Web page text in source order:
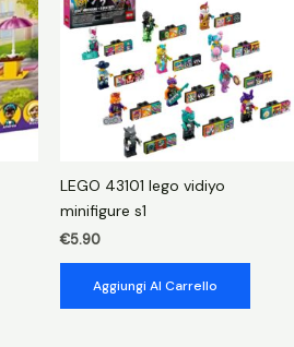
LEGO 43101 lego vidiyo
minifigure s1
€5.90
Aggiungi Al Carrello